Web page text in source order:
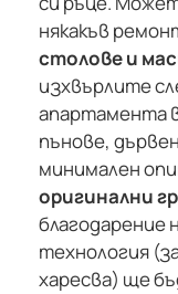
някакъв
столове и
изхвърлите
апартамента
пънове,
минимален
оригинални
благодарение
технология
харесва) ще